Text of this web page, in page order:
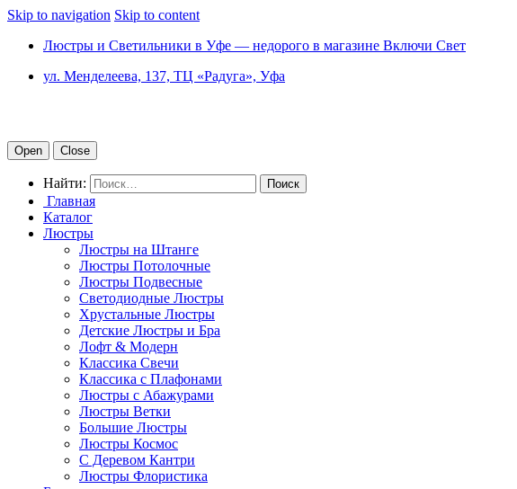
Skip to navigation Skip to content
Люстры и Светильники в Уфе — недорого в магазине Включи Свет
ул. Менделеева, 137, ТЦ «Радуга», Уфа
Open Close
Найти:
Главная
Каталог
Люстры
Люстры на Штанге
Люстры Потолочные
Люстры Подвесные
Светодиодные Люстры
Хрустальные Люстры
Детские Люстры и Бра
Лофт & Модерн
Классика Свечи
Классика с Плафонами
Люстры с Абажурами
Люстры Ветки
Большие Люстры
Люстры Космос
С Деревом Кантри
Люстры Флористика